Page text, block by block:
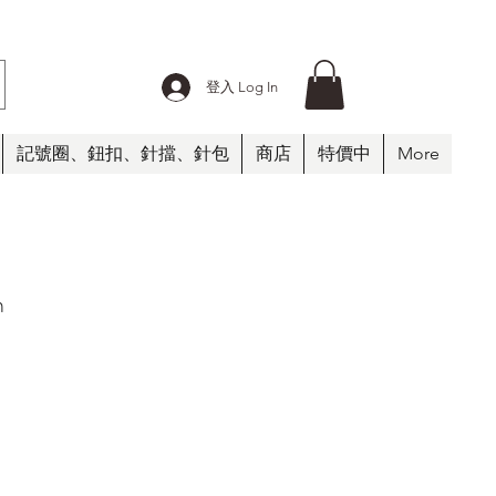
登入 Log In
記號圈、鈕扣、針擋、針包 商店 特價中 More